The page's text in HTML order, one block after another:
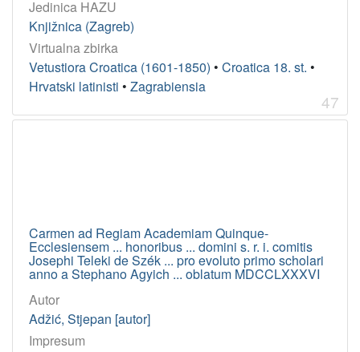
Jedinica HAZU
Knjižnica (Zagreb)
Virtualna zbirka
Vetustiora Croatica (1601-1850) • Croatica 18. st. •
Hrvatski latinisti • Zagrabiensia
47
Carmen ad Regiam Academiam Quinque-
Ecclesiensem ... honoribus ... domini s. r. i. comitis
Josephi Teleki de Szék ... pro evoluto primo scholari
anno a Stephano Agyich ... oblatum MDCCLXXXVI
Autor
Adžić, Stjepan [autor]
Impresum